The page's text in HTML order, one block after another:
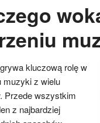
kluczową rolę w
muzyki z wielu
Przede wszystkim
z najbardziej